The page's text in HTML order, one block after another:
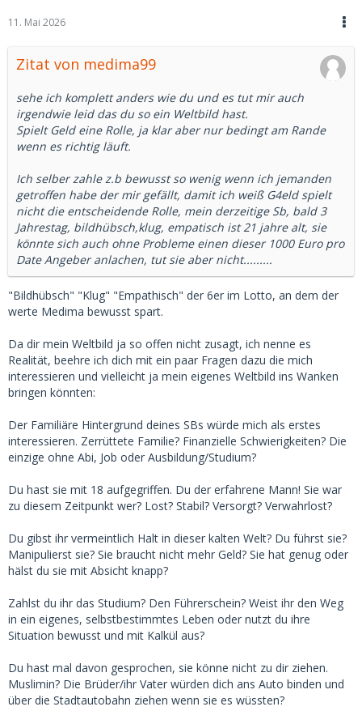
11. Mai 2026
Zitat von medima99
sehe ich komplett anders wie du und es tut mir auch
irgendwie leid das du so ein Weltbild hast.
Spielt Geld eine Rolle, ja klar aber nur bedingt am Rande
wenn es richtig läuft.
Ich selber zahle z.b bewusst so wenig wenn ich jemanden
getroffen habe der mir gefällt, damit ich weiß G4eld spielt
nicht die entscheidende Rolle, mein derzeitige Sb, bald 3
Jahrestag, bildhübsch,klug, empatisch ist 21 jahre alt, sie
könnte sich auch ohne Probleme einen dieser 1000 Euro pro
Date Angeber anlachen, tut sie aber nicht.........
"Bildhübsch" "Klug" "Empathisch" der 6er im Lotto, an dem der
werte Medima bewusst spart.
Da dir mein Weltbild ja so offen nicht zusagt, ich nenne es
Realität, beehre ich dich mit ein paar Fragen dazu die mich
interessieren und vielleicht ja mein eigenes Weltbild ins Wanken
bringen könnten:
Der Familiäre Hintergrund deines SBs würde mich als erstes
interessieren. Zerrüttete Familie? Finanzielle Schwierigkeiten? Die
einzige ohne Abi, Job oder Ausbildung/Studium?
Du hast sie mit 18 aufgegriffen. Du der erfahrene Mann! Sie war
zu diesem Zeitpunkt wer? Lost? Stabil? Versorgt? Verwahrlost?
Du gibst ihr vermeintlich Halt in dieser kalten Welt? Du führst sie?
Manipulierst sie? Sie braucht nicht mehr Geld? Sie hat genug oder
hälst du sie mit Absicht knapp?
Zahlst du ihr das Studium? Den Führerschein? Weist ihr den Weg
in ein eigenes, selbstbestimmtes Leben oder nutzt du ihre
Situation bewusst und mit Kalkül aus?
Du hast mal davon gesprochen, sie könne nicht zu dir ziehen.
Muslimin? Die Brüder/ihr Vater würden dich ans Auto binden und
über die Stadtautobahn ziehen wenn sie es wüssten?